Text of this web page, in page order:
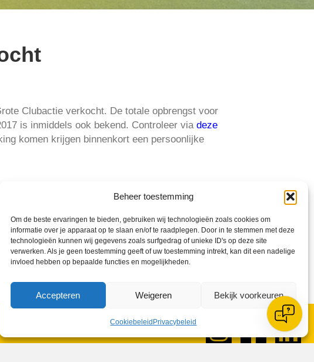
Beheer toestemming
Om de beste ervaringen te bieden, gebruiken wij technologieën zoals cookies om
informatie over je apparaat op te slaan en/of te raadplegen. Door in te stemmen met deze
technologieën kunnen wij gegevens zoals surfgedrag of unieke ID's op deze site
verwerken. Als je geen toestemming geeft of uw toestemming intrekt, kan dit een nadelige
invloed hebben op bepaalde functies en mogelijkheden.
Accepteren Weigeren Bekijk voorkeuren
Cookiebeleid Privacybeleid
Clubactie verkocht. De totale opbrengst voor
is inmiddels ook bekend. Controleer via deze
komen krijgen binnenkort een persoonlijke